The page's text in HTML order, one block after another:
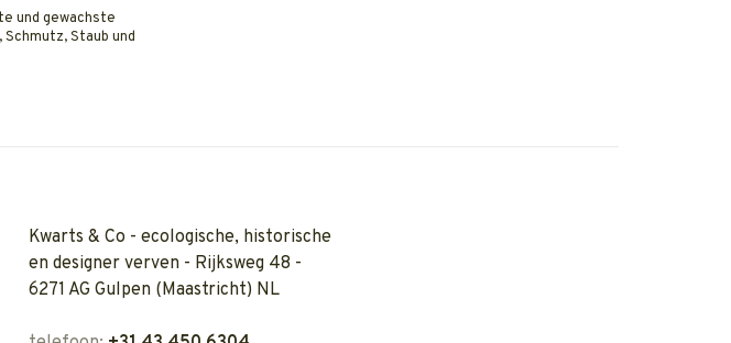
und gewachste
Staub und
Kwarts & Co - ecologische, historische
en designer verven - Rijksweg 48 -
6271 AG Gulpen (Maastricht) NL